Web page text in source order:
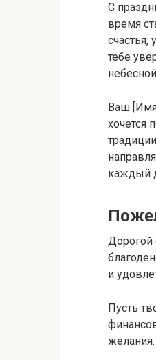
С
время
тебе
Ваш
хочется
каждый
Дорогой
и
Пусть
желания.